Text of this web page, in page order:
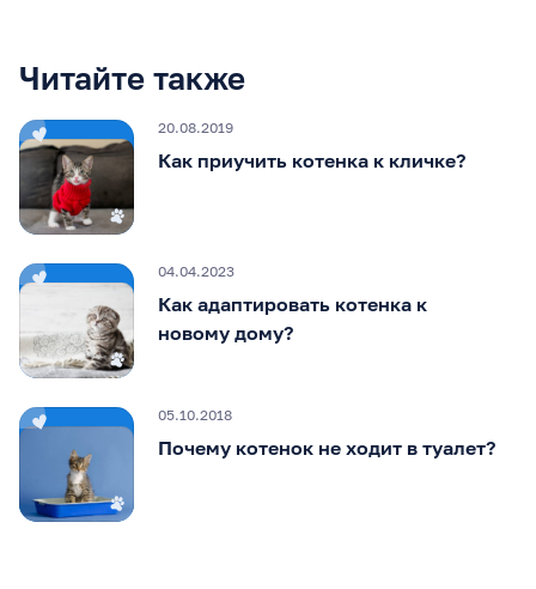
Читайте также
20.08.2019
Как приучить котенка к кличке?
04.04.2023
Как адаптировать котенка к
новому дому?
05.10.2018
Почему котенок не ходит в туалет?